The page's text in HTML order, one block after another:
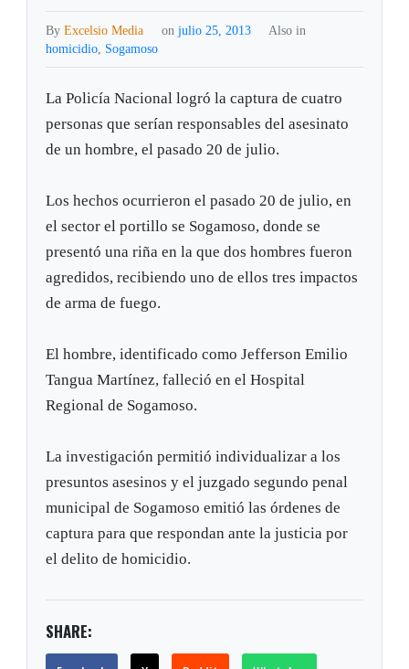
ByExcelsio Media on julio 25, 2013
Also in
homicidio, Sogamoso
La Policía Nacional logró la captura de cuatro
personas que serían responsables del asesinato
de un hombre, el pasado 20 de julio.
Los hechos ocurrieron el pasado 20 de julio, en
el sector el portillo se Sogamoso, donde se
presentó una riña en la que dos hombres fueron
agredidos, recibiendo uno de ellos tres impactos
de arma de fuego.
El hombre, identificado como Jefferson Emilio
Tangua Martínez, falleció en el Hospital
Regional de Sogamoso.
La investigación permitió individualizar a los
presuntos asesinos y el juzgado segundo penal
municipal de Sogamoso emitió las órdenes de
captura para que respondan ante la justicia por
el delito de homicidio.
SHARE: